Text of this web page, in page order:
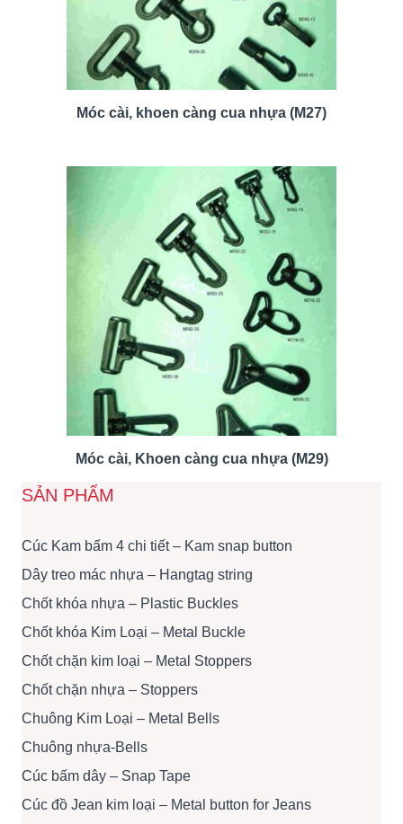
Móc cài, khoen càng cua nhựa (M27)
Móc cài, Khoen càng cua nhựa (M29)
SẢN PHẨM
Cúc Kam bấm 4 chi tiết – Kam snap button
Dây treo mác nhựa – Hangtag string
Chốt khóa nhựa – Plastic Buckles
Chốt khóa Kim Loại – Metal Buckle
Chốt chặn kim loại – Metal Stoppers
Chốt chặn nhựa – Stoppers
Chuông Kim Loại – Metal Bells
Chuông nhựa-Bells
Cúc bấm dây – Snap Tape
Cúc đồ Jean kim loại – Metal button for Jeans